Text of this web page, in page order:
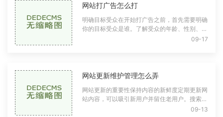
网站打广告怎么打
明确目标受众在开始打广告之前，首先需要明确
你的目标受众是谁。了解受众的年龄、性别、地
理位置、兴趣爱好等信息，可以帮助你更精准地
09-17
网站更新维护管理怎么弄
网站更新的重要性保持内容的新鲜度定期更新网
站内容，可以吸引新用户并留住老用户。搜索引
擎通常更青睐更新频繁的网站，这会有助于提高
09-13